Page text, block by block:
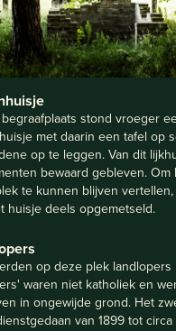
stond vroeger
met daarin een tafel op
op te leggen. Van dit
bewaard gebleven.
te kunnen blijven
huisje deels opgemetseld.
op deze plek landlopers
waren niet katholiek en
in ongewijde grond. Het
van 1899 tot circa